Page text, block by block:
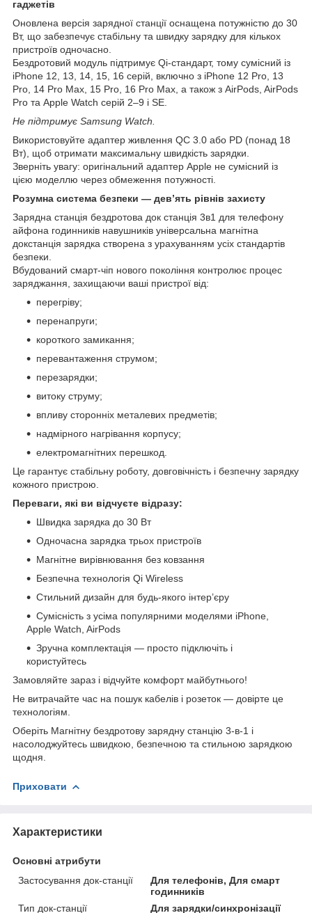
гаджетів
Оновлена версія зарядної станції оснащена потужністю до 30
Вт, що забезпечує стабільну та швидку зарядку для кількох
пристроїв одночасно.
Бездротовий модуль підтримує Qi-стандарт, тому сумісний із
iPhone 12, 13, 14, 15, 16 серій, включно з iPhone 12 Pro, 13
Pro, 14 Pro Max, 15 Pro, 16 Pro Max, а також з AirPods, AirPods
Pro та Apple Watch серій 2–9 і SE.
Не підтримує Samsung Watch.
Використовуйте адаптер живлення QC 3.0 або PD (понад 18
Вт), щоб отримати максимальну швидкість зарядки.
Зверніть увагу: оригінальний адаптер Apple не сумісний із
цією моделлю через обмеження потужності.
Розумна система безпеки — дев’ять рівнів захисту
Зарядна станція бездротова док станція 3в1 для телефону
айфона годинників навушників універсальна магнітна
докстанція зарядка створена з урахуванням усіх стандартів
безпеки.
Вбудований смарт-чіп нового покоління контролює процес
заряджання, захищаючи ваші пристрої від:
перегріву;
перенапруги;
короткого замикання;
перевантаження струмом;
перезарядки;
витоку струму;
впливу сторонніх металевих предметів;
надмірного нагрівання корпусу;
електромагнітних перешкод.
Це гарантує стабільну роботу, довговічність і безпечну зарядку
кожного пристрою.
Переваги, які ви відчуєте відразу:
Швидка зарядка до 30 Вт
Одночасна зарядка трьох пристроїв
Магнітне вирівнювання без ковзання
Безпечна технологія Qi Wireless
Стильний дизайн для будь-якого інтер’єру
Сумісність з усіма популярними моделями iPhone,
Apple Watch, AirPods
Зручна комплектація — просто підключіть і
користуйтесь
Замовляйте зараз і відчуйте комфорт майбутнього!
Не витрачайте час на пошук кабелів і розеток — довірте це
технологіям.
Оберіть Магнітну бездротову зарядну станцію 3-в-1 і
насолоджуйтесь швидкою, безпечною та стильною зарядкою
щодня.
Приховати
Характеристики
Основні атрибути
Застосування док-станції
Для телефонів, Для смарт
годинників
Тип док-станції
Для зарядки/синхронізації